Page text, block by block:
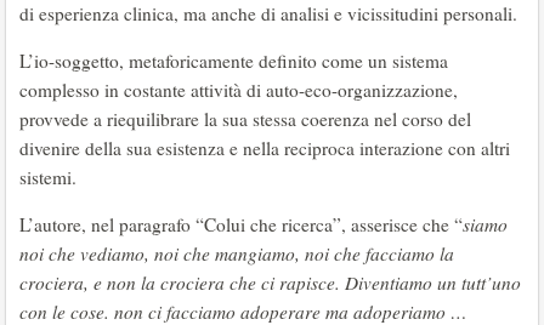
di esperienza clinica, ma anche di analisi e vicissitudini personali.
L’io-soggetto, metaforicamente definito come un sistema
complesso in costante attività di auto-eco-organizzazione,
provvede a riequilibrare la sua stessa coerenza nel corso del
divenire della sua esistenza e nella reciproca interazione con altri
sistemi.
L’autore, nel paragrafo “Colui che ricerca”, asserisce che “siamo
noi che vediamo, noi che mangiamo, noi che facciamo la
crociera, e non la crociera che ci rapisce. Diventiamo un tutt’uno
con le cose. non ci facciamo adoperare ma adoperiamo …